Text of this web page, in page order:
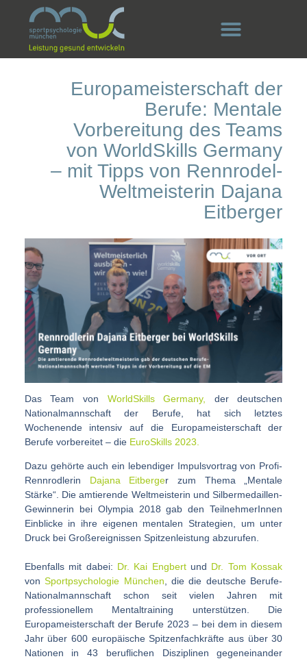
Europameisterschaft der
Berufe: Mentale
Vorbereitung des Teams
von WorldSkills Germany
– mit Tipps von Rennrodel-
Weltmeisterin Dajana
Eitberger
Das Team von WorldSkills Germany, der deutschen
Nationalmannschaft der Berufe, hat sich letztes
Wochenende intensiv auf die Europameisterschaft der
Berufe vorbereitet – die EuroSkills 2023.
Dazu gehörte auch ein lebendiger Impulsvortrag von Profi-
Rennrodlerin Dajana Eitberger zum Thema „Mentale
Stärke“. Die amtierende Weltmeisterin und Silbermedaillen-
Gewinnerin bei Olympia 2018 gab den TeilnehmerInnen
Einblicke in ihre eigenen mentalen Strategien, um unter
Druck bei Großereignissen Spitzenleistung abzurufen.
Ebenfalls mit dabei: Dr. Kai Engbertund Dr. Tom Kossak
vonSportpsychologie München, die die deutsche Berufe-
Nationalmannschaft schon seit vielen Jahren mit
professionellem Mentaltraining unterstützen. Die
Europameisterschaft der Berufe 2023 – bei dem in diesem
Jahr über 600 europäische Spitzenfachkräfte aus über 30
Nationen in 43 beruflichen Disziplinen gegeneinander